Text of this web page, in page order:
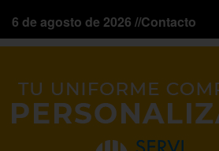
6 de agosto de 2026 //Contacto